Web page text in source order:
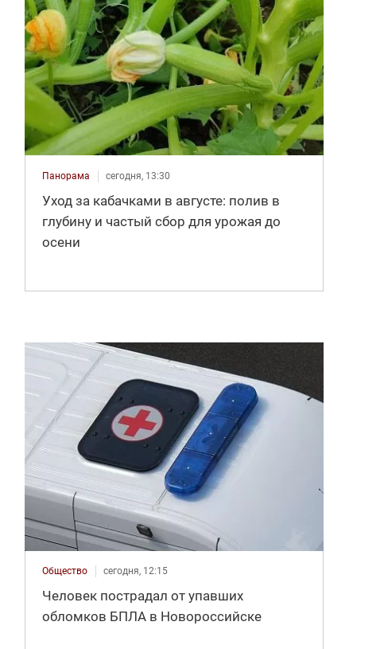
Панорама сегодня, 13:30
Уход за кабачками в августе: полив в
глубину и частый сбор для урожая до
осени
Общество сегодня, 12:15
Человек пострадал от упавших
обломков БПЛА в Новороссийске